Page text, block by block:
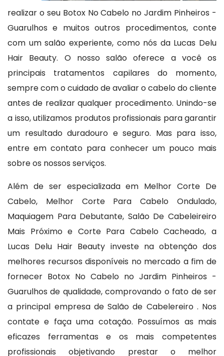
realizar o seu Botox No Cabelo no Jardim Pinheiros -
Guarulhos e muitos outros procedimentos, conte
com um salão experiente, como nós da Lucas Delu
Hair Beauty. O nosso salão oferece a você os
principais tratamentos capilares do momento,
sempre com o cuidado de avaliar o cabelo do cliente
antes de realizar qualquer procedimento. Unindo-se
a isso, utilizamos produtos profissionais para garantir
um resultado duradouro e seguro. Mas para isso,
entre em contato para conhecer um pouco mais
sobre os nossos serviços.
Além de ser especializada em Melhor Corte De
Cabelo, Melhor Corte Para Cabelo Ondulado,
Maquiagem Para Debutante, Salão De Cabeleireiro
Mais Próximo e Corte Para Cabelo Cacheado, a
Lucas Delu Hair Beauty investe na obtenção dos
melhores recursos disponíveis no mercado a fim de
fornecer Botox No Cabelo no Jardim Pinheiros -
Guarulhos de qualidade, comprovando o fato de ser
a principal empresa de Salão de Cabelereiro . Nos
contate e faça uma cotação. Possuímos as mais
eficazes ferramentas e os mais competentes
profissionais objetivando prestar o melhor